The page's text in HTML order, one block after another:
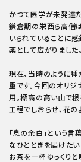
かつて医学が未発達
鎌倉期の栄西ら高僧
いられていることに
薬として広がりました。
現在、当時のように種
重です。今回のオリ
用。標高の高い山で根
工程でしおらせ、花の
「息の余白」という言
なひとときを届けた
お茶を一杯ゆっくり